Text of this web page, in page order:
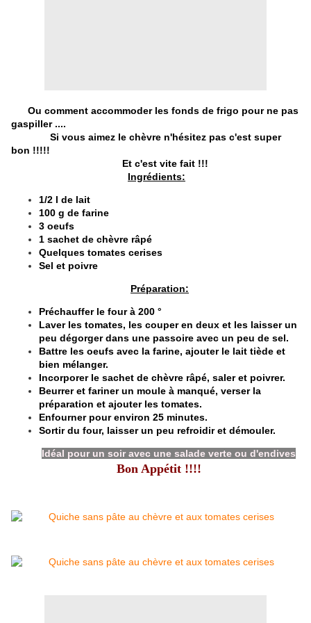
Ou comment accommoder les fonds de frigo pour ne pas
gaspiller ....
Si vous aimez le chèvre n'hésitez pas c'est super
bon !!!!!
Et c'est vite fait !!!
Ingrédients:
1/2 l de lait
100 g de farine
3 oeufs
1 sachet de chèvre râpé
Quelques tomates cerises
Sel et poivre
Préparation:
Préchauffer le four à 200 °
Laver les tomates, les couper en deux et les laisser un
peu dégorger dans une passoire avec un peu de sel.
Battre les oeufs avec la farine, ajouter le lait tiède et
bien mélanger.
Incorporer le sachet de chèvre râpé, saler et poivrer.
Beurrer et fariner un moule à manqué, verser la
préparation et ajouter les tomates.
Enfourner pour environ 25 minutes.
Sortir du four, laisser un peu refroidir et démouler.
Idéal pour un soir avec une salade verte ou d'endives
Bon Appétit !!!!